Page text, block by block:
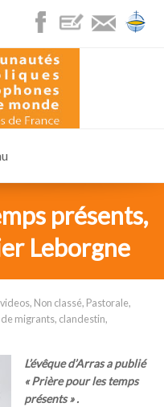
présents,
Leborgne
, Non classé, Pastorale,
de migrants, clandestin,
L’évêque d’Arras a publié
« Prière pour les temps
présents » .